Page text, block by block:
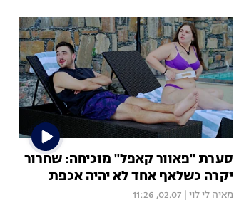
סערת "פאוור קאפל" מוכיחה: שחרור
יקרה כשלאף אחד לא יהיה אכפת
מאיה לי לוי 02.07, 11:26